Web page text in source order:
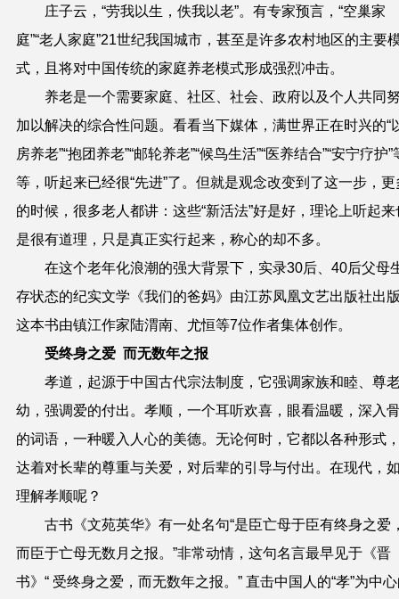
庄子云，“劳我以生，佚我以老”。有专家预言，“空巢家
庭”“老人家庭”21世纪我国城市，甚至是许多农村地区的主要
式，且将对中国传统的家庭养老模式形成强烈冲击。
养老是一个需要家庭、社区、社会、政府以及个人共同
加以解决的综合性问题。看看当下媒体，满世界正在时兴的“
房养老”“抱团养老”“邮轮养老”“候鸟生活”“医养结合”“安宁疗护”
等，听起来已经很“先进”了。但就是观念改变到了这一步，更
的时候，很多老人都讲：这些“新活法”好是好，理论上听起来
是很有道理，只是真正实行起来，称心的却不多。
在这个老年化浪潮的强大背景下，实录30后、40后父母
存状态的纪实文学《我们的爸妈》由江苏凤凰文艺出版社出
这本书由镇江作家陆渭南、尤恒等7位作者集体创作。
受终身之爱 而无数年之报
孝道，起源于中国古代宗法制度，它强调家族和睦、尊
幼，强调爱的付出。孝顺，一个耳听欢喜，眼看温暖，深入
的词语，一种暖入人心的美德。无论何时，它都以各种形式
达着对长辈的尊重与关爱，对后辈的引导与付出。在现代，
理解孝顺呢？
古书《文苑英华》有一处名句“是臣亡母于臣有终身之爱
而臣于亡母无数月之报。”非常动情，这句名言最早见于《晋
书》“ 受终身之爱，而无数年之报。” 直击中国人的“孝”为中